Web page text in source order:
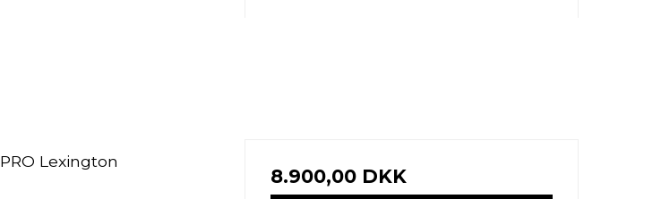
PRO Lexington
8.900,00 DKK